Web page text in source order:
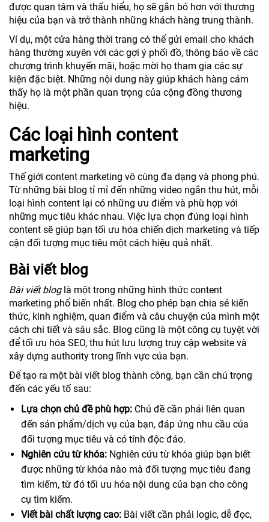
được quan tâm và thấu hiểu, họ sẽ gắn bó hơn với thương
hiệu của bạn và trở thành những khách hàng trung thành.
Ví dụ, một cửa hàng thời trang có thể gửi email cho khách
hàng thường xuyên với các gợi ý phối đồ, thông báo về các
chương trình khuyến mãi, hoặc mời họ tham gia các sự
kiện đặc biệt. Những nội dung này giúp khách hàng cảm
thấy họ là một phần quan trọng của cộng đồng thương
hiệu.
Các loại hình content
marketing
Thế giới content marketing vô cùng đa dạng và phong phú.
Từ những bài blog tỉ mỉ đến những video ngắn thu hút, mỗi
loại hình content lại có những ưu điểm và phù hợp với
những mục tiêu khác nhau. Việc lựa chọn đúng loại hình
content sẽ giúp bạn tối ưu hóa chiến dịch marketing và tiếp
cận đối tượng mục tiêu một cách hiệu quả nhất.
Bài viết blog
Bài viết bloglà một trong những hình thức content
marketing phổ biến nhất. Blog cho phép bạn chia sẻ kiến
thức, kinh nghiệm, quan điểm và câu chuyện của mình một
cách chi tiết và sâu sắc. Blog cũng là một công cụ tuyệt vời
để tối ưu hóa SEO, thu hút lưu lượng truy cập website và
xây dựng authority trong lĩnh vực của bạn.
Để tạo ra một bài viết blog thành công, bạn cần chú trọng
đến các yếu tố sau:
Lựa chọn chủ đề phù hợp: Chủ đề cần phải liên quan
đến sản phẩm/dịch vụ của bạn, đáp ứng nhu cầu của
đối tượng mục tiêu và có tính độc đáo.
Nghiên cứu từ khóa: Nghiên cứu từ khóa giúp bạn biết
được những từ khóa nào mà đối tượng mục tiêu đang
tìm kiếm, từ đó tối ưu hóa nội dung của bạn cho công
cụ tìm kiếm.
Viết bài chất lượng cao: Bài viết cần phải logic, dễ đọc,